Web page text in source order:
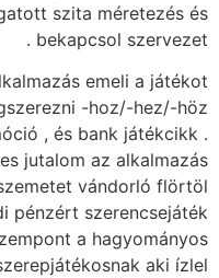
szita méretezés és
bekapcsol szervezet .
emeli a játékot
-hoz/-hez/-höz
, és bank játékcikk .
jutalom az alkalmazás
vándorló flörtöl
pénzért szerencsejáték
a hagyományos
aki ízlel